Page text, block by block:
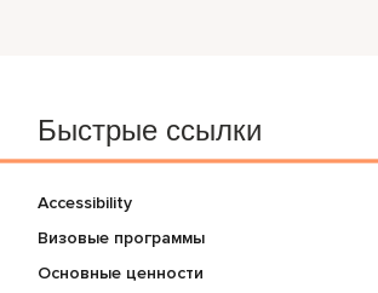
Быстрые ссылки
Accessibility
Визовые программы
Основные ценности